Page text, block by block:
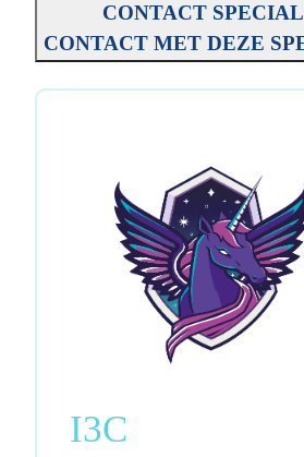
CONTACT
CONTACT MET DEZE
I3C